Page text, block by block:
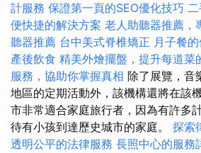
計服務 保證第一頁的SEO優化技巧
便快捷的解決方案 老人助聽器推薦，
聽器推薦 台中美式脊椎矯正 月子餐
產後飲食 精美外燴擺盤，提升每道菜
服務，協助你掌握真相 除了展覽，音
地區的定期活動外，該機構還將在該
市非常適合家庭旅行者，因為有許多
待有小孩到達歷史城市的家庭。 探索
透明公平的法律服務 長照中心的服務